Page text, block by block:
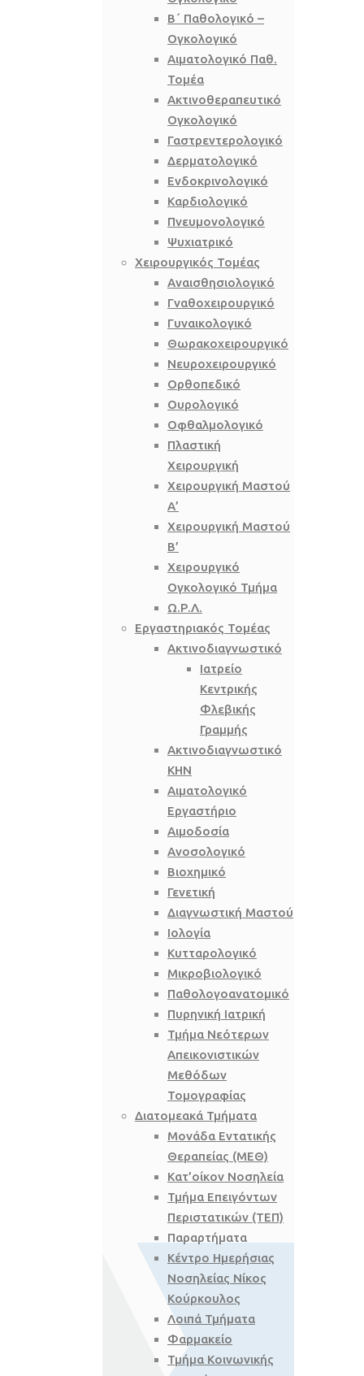
Β΄ Παθολογικό –
Ογκολογικό
Αιματολογικό Παθ.
Τομέα
Ακτινοθεραπευτικό
Ογκολογικό
Γαστρεντερολογικό
Δερματολογικό
Ενδοκρινολογικό
Καρδιολογικό
Πνευμονολογικό
Ψυχιατρικό
Χειρουργικός Τομέας
Αναισθησιολογικό
Γναθοχειρουργικό
Γυναικολογικό
Θωρακοχειρουργικό
Νευροχειρουργικό
Ορθοπεδικό
Ουρολογικό
Οφθαλμολογικό
Πλαστική
Χειρουργική
Χειρουργική Μαστού
Α’
Χειρουργική Μαστού
Β’
Χειρουργικό
Ογκολογικό Τμήμα
Ω.Ρ.Λ.
Εργαστηριακός Τομέας
Ακτινοδιαγνωστικό
Ιατρείο
Κεντρικής
Φλεβικής
Γραμμής
Ακτινοδιαγνωστικό
ΚΗΝ
Αιματολογικό
Εργαστήριο
Αιμοδοσία
Ανοσολογικό
Βιοχημικό
Γενετική
Διαγνωστική Μαστού
Ιολογία
Κυτταρολογικό
Μικροβιολογικό
Παθολογοανατομικό
Πυρηνική Ιατρική
Τμήμα Νεότερων
Απεικονιστικών
Μεθόδων
Τομογραφίας
Διατομεακά Τμήματα
Μονάδα Εντατικής
Θεραπείας (ΜΕΘ)
Κατ’οίκον Νοσηλεία
Τμήμα Επειγόντων
Περιστατικών (ΤΕΠ)
Παραρτήματα
Κέντρο Ημερήσιας
Νοσηλείας Νίκος
Κούρκουλος
Λοιπά Τμήματα
Φαρμακείο
Τμήμα Κοινωνικής